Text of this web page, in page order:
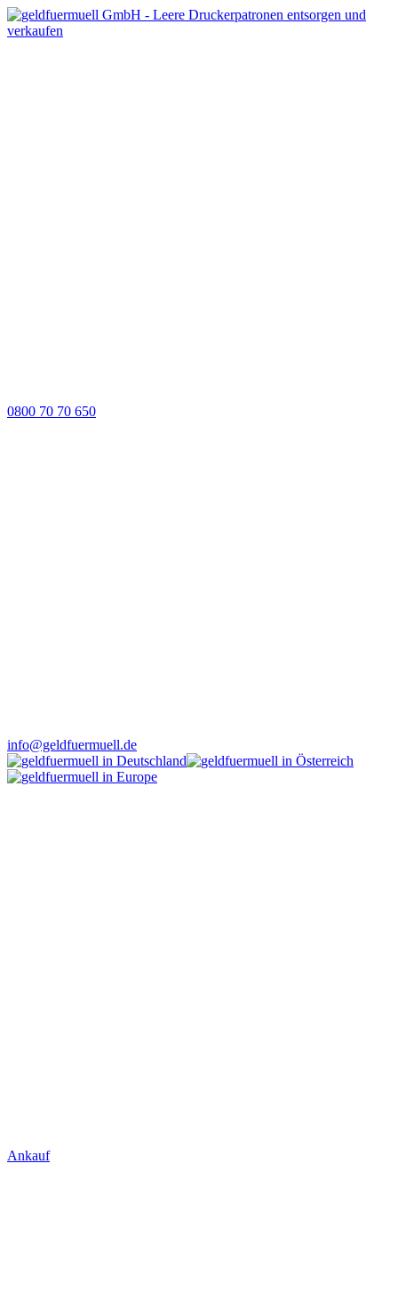
0800 70 70 650
info@geldfuermuell.de
Ankauf